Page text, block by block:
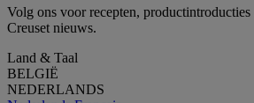
Volg ons voor recepten, productintroducties
Creuset nieuws.
Land & Taal
BELGIË
NEDERLANDS